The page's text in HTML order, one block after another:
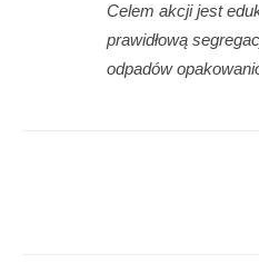
Celem akcji jest
prawidłową
odpadów